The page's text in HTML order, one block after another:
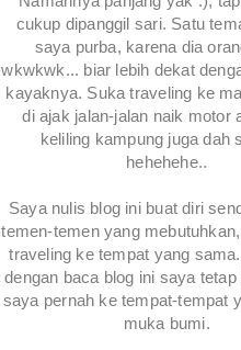
cukup dipanggil sari. Satu
saya purba, karena dia
wkwkwk... biar lebih dekat
kayaknya. Suka traveling ke
di ajak jalan-jalan naik motor
keliling kampung juga dah
hehehehe..
Saya nulis blog ini buat diri
temen-temen yang
traveling ke tempat yang
dengan baca blog ini saya tetap
saya pernah ke tempat-tempat
muka bumi.